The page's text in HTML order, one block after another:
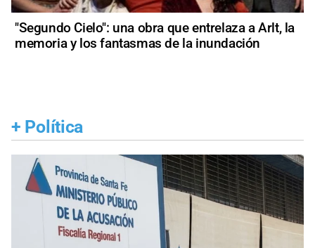
"Segundo Cielo": una obra que entrelaza a Arlt, la
memoria y los fantasmas de la inundación
+ Política